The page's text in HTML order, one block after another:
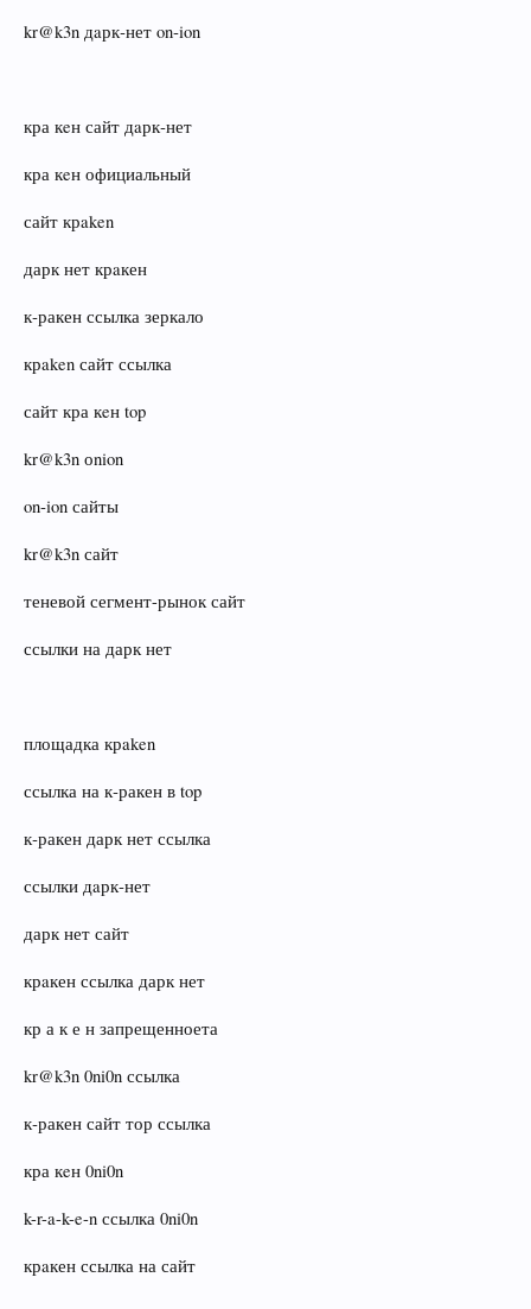
kr@k3n дaрк‑нет on‑ion
кра кeн сайт дaрк‑нет
кра кeн официальный
сайт крaken
дарк нет крaкен
к‑ракен ссылка зеркало
крaken сайт ссылка
сайт кра кeн top
kr@k3n оnion
on‑ion сайты
kr@k3n сайт
теневой сегмент-рынок сайт
ссылки на дарк нет
площадка крaken
ссылка на к‑ракен в top
к‑ракен дарк нет ссылка
ссылки дaрк‑нет
дарк нет сайт
крaкен ссылка дарк нет
кр а к е н запрещенноета
kr@k3n 0ni0n ссылка
к‑ракен сайт тор ссылка
кра кeн 0ni0n
k-r-a-k-e-n ссылка 0ni0n
крaкен ссылка на сайт